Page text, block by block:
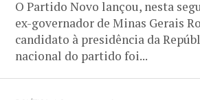
O Partido Novo lançou, nesta
ex-governador de Minas Gerais
candidato à presidência da
nacional do partido foi...